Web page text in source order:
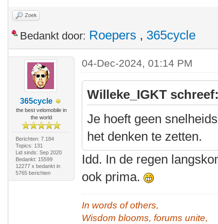
Zoek
Bedankt door: Roepers , 365cycle
365cycle
the best velomobile in
the world
Berichten: 7.184
Topics: 131
Lid sinds: Sep 2020
Bedankt: 15599
12277 x bedankt in
5765 berichten
04-Dec-2024, 01:14 PM
Willeke_IGKT
Je hoeft geen
het denken te zetten.
Idd. In de regen
ook prima.
In words of others,
Wisdom blooms, forums unite,